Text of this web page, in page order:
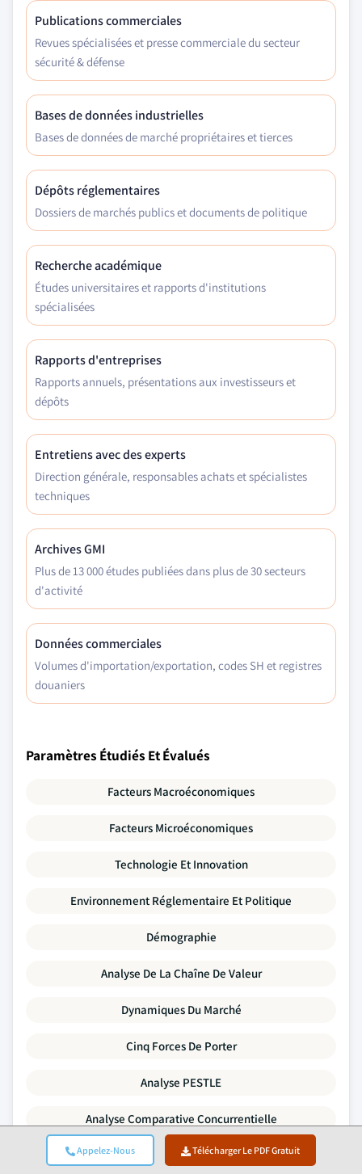
Appelez-Nous Télécharger Le PDF Gratuit
Publications commerciales
Revues spécialisées et presse commerciale du secteur
sécurité & défense
Bases de données industrielles
Bases de données de marché propriétaires et tierces
Dépôts réglementaires
Dossiers de marchés publics et documents de politique
Recherche académique
Études universitaires et rapports d'institutions
spécialisées
Rapports d'entreprises
Rapports annuels, présentations aux investisseurs et
dépôts
Entretiens avec des experts
Direction générale, responsables achats et spécialistes
techniques
Archives GMI
Plus de 13 000 études publiées dans plus de 30 secteurs
d'activité
Données commerciales
Volumes d'importation/exportation, codes SH et registres
douaniers
Paramètres Étudiés Et Évalués
Facteurs Macroéconomiques
Facteurs Microéconomiques
Technologie Et Innovation
Environnement Réglementaire Et Politique
Démographie
Analyse De La Chaîne De Valeur
Dynamiques Du Marché
Cinq Forces De Porter
Analyse PESTLE
Analyse Comparative Concurrentielle
Analyse De L'écart Offre-Demande